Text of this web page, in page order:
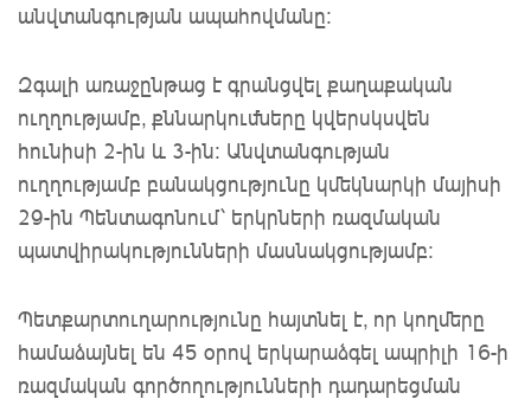
անվտանգության ապահովմանը։
Զգալի առաջընթաց է գրանցվել քաղաքական
ուղղությամբ, քննարկումները կվերսկսվեն
հունիսի 2-ին և 3-ին։ Անվտանգության
ուղղությամբ բանակցությունը կմեկնարկի մայիսի
29-ին Պենտագոնում՝ երկրների ռազմական
պատվիրակությունների մասնակցությամբ։
Պետքարտուղարությունը հայտնել է, որ կողմերը
համաձայնել են 45 օրով երկարաձգել ապրիլի 16-ի
ռազմական գործողությունների դադարեցման